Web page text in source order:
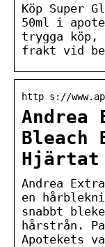
Köp Super
50ml i
trygga
frakt vid
http s://
Andrea
Bleach
Hjärtat
Andrea
en
snabbt
hårstrån.
Apotekets